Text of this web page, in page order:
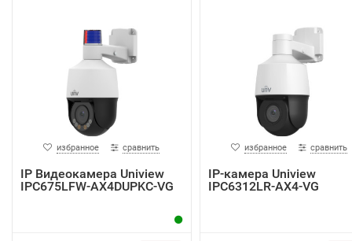
избранное сравнить
IP Видеокамера Uniview
IPC675LFW-AX4DUPKC-VG
избранное сравнить
IP-камера Uniview
IPC6312LR-AX4-VG